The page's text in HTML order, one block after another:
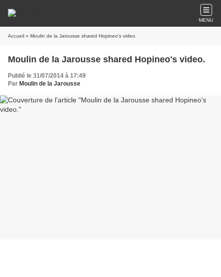
MENU
Accueil » Moulin de la Jarousse shared Hopineo's video.
Moulin de la Jarousse shared Hopineo's video.
Publié le 31/07/2014 à 17:49
Par Moulin de la Jarousse